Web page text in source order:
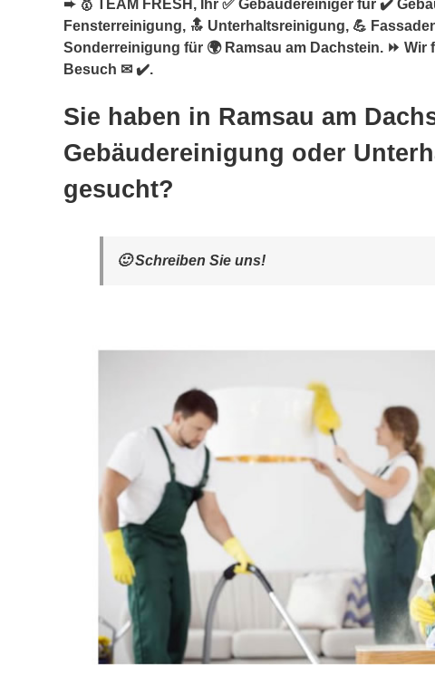
➨ 🥇 TEAM FRESH, Ihr ✅ Gebäudereiniger für ✔️
Fensterreinigung, 🔝 Unterhaltsreinigung, 💪
Sonderreinigung für 🌍 Ramsau am Dachstein. ⏩ Wir
Besuch ✉ ✔️.
Sie haben in Ramsau am
Gebäudereinigung oder
gesucht?
🙂 Schreiben Sie uns!